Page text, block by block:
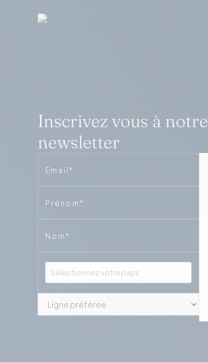
Inscrivez vous à notre
newsletter